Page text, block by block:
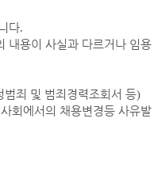
다.
내용이 사실과 다르거나 임용
범죄 및 범죄경력조회서 등)
회에서의 채용변경등 사유발